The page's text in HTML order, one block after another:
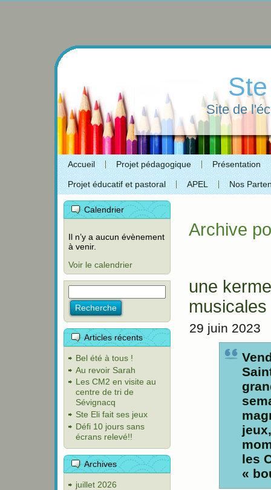
Site de
Accueil Projet pédagogique Présentation
Projet éducatif et pastoral APEL Nos
Calendrier
Il n’y a aucun évènement
à venir.
Voir le calendrier
Articles récents
Bel été à tous !
Au revoir Sarah
Les CM2 en visite au
centre de tri de
Sévignacq
Ste Eli fait ses jeux
Défi 10 jours sans
écrans relevé!!
Archives
juillet 2026
Archive
une
musicales
29 juin 2023
les
«